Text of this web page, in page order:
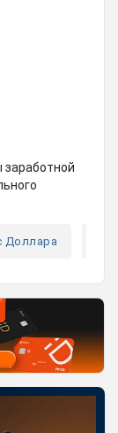
заработной
Доллара